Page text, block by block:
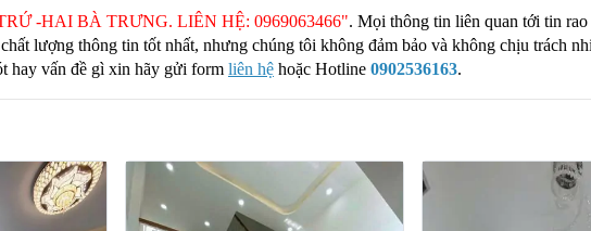
-HAI BÀ TRƯNG. LIÊN HỆ: 0969063466". Mọi thông tin liên quan tới tin
lượng thông tin tốt nhất, nhưng chúng tôi không đảm bảo và không chịu trách
hay vấn đề gì xin hãy gửi form liên hệ hoặc Hotline 0902536163.